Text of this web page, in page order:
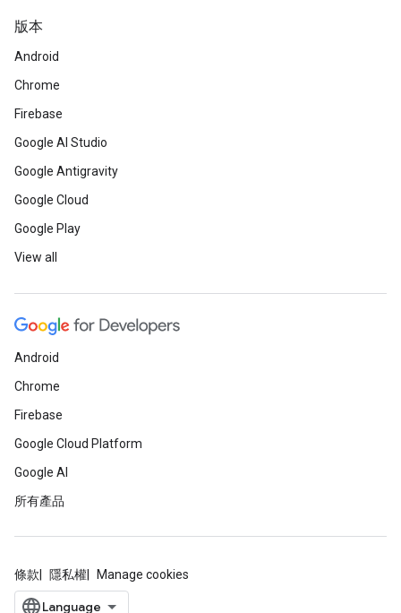
版本
Android
Chrome
Firebase
Google AI Studio
Google Antigravity
Google Cloud
Google Play
View all
Android
Chrome
Firebase
Google Cloud Platform
Google AI
所有產品
條款 隱私權 Manage cookies